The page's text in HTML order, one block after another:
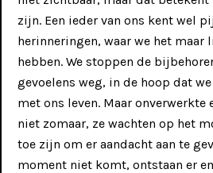
BijzonderWijs (voor
leerlingen basis- &
voortgezet
BijzonderWijs bij Koeching: een plek
voor bijzonder wijze kinderen en
jongeren die vastlopen of
zijn op school en wel openstaan
zijn. Een ieder van ons kent wel
herinneringen, waar we het maar
hebben. We stoppen de
gevoelens weg, in de hoop dat
met ons leven. Maar
niet zomaar, ze wachten op het
toe zijn om er aandacht aan te
moment niet komt, ontstaan er